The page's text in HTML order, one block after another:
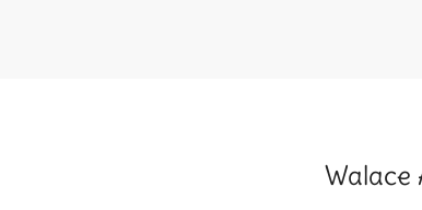
Walace